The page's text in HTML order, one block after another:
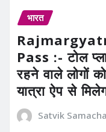
भारत
Pass :- टोल
रहने वाले लोगों
यात्रा ऐप से
Satvik